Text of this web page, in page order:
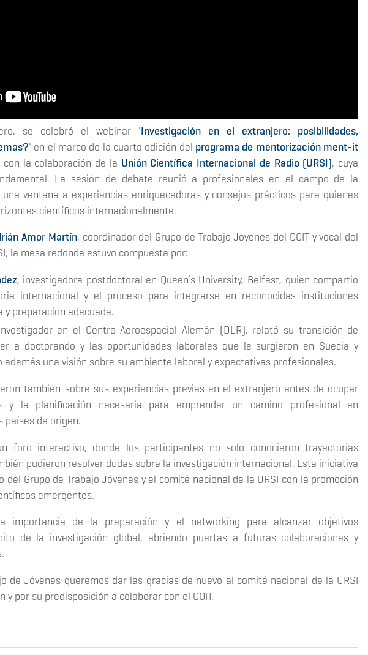
se celebró el webinar 'Investigación en el extranjero: posibilidades,
' en el marco de la cuarta edición del programa de mentorización ment-it
la colaboración de la Unión Científica Internacional de Radio (URSI), cuya
La sesión de debate reunió a profesionales en el campo de la
ventana a experiencias enriquecedoras y consejos prácticos para quienes
científicos internacionalmente.
Amor Martín, coordinador del Grupo de Trabajo Jóvenes del COIT y vocal del
la mesa redonda estuvo compuesta por:
, investigadora postdoctoral en Queen’s University, Belfast, quien compartió
internacional y el proceso para integrarse en reconocidas instituciones
preparación adecuada.
en el Centro Aeroespacial Alemán (DLR), relató su transición de
a doctorando y las oportunidades laborales que le surgieron en Suecia y
además una visión sobre su ambiente laboral y expectativas profesionales.
también sobre sus experiencias previas en el extranjero antes de ocupar
y la planificación necesaria para emprender un camino profesional en
países de origen.
foro interactivo, donde los participantes no solo conocieron trayectorias
pudieron resolver dudas sobre la investigación internacional. Esta iniciativa
Grupo de Trabajo Jóvenes y el comité nacional de la URSI con la promoción
emergentes.
importancia de la preparación y el networking para alcanzar objetivos
de la investigación global, abriendo puertas a futuras colaboraciones y
de Jóvenes queremos dar las gracias de nuevo al comité nacional de la URSI
y por su predisposición a colaborar con el COIT.